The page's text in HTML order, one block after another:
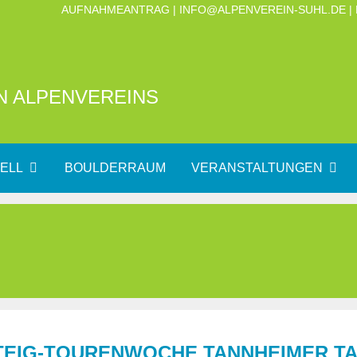
AUFNAHMEANTRAG | INFO@ALPENVEREIN-SUHL.DE |
ALPENVEREINS
BOULDERRAUM VERANSTALTUNGEN
TOURENWOCHE TANNHEIMER